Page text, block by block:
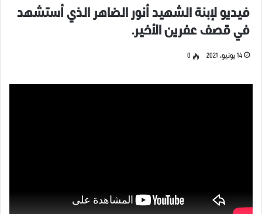
فيديو لإبنة الشهيد أنور الضاهر الذي أستشهد
في قصف عفرين الأخير.
14 يونيو، 2021 0